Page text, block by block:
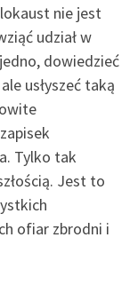
nie jest
udział w
dowiedzieć
usłyszeć taką
Tylko tak
Jest to
ofiar zbrodni i